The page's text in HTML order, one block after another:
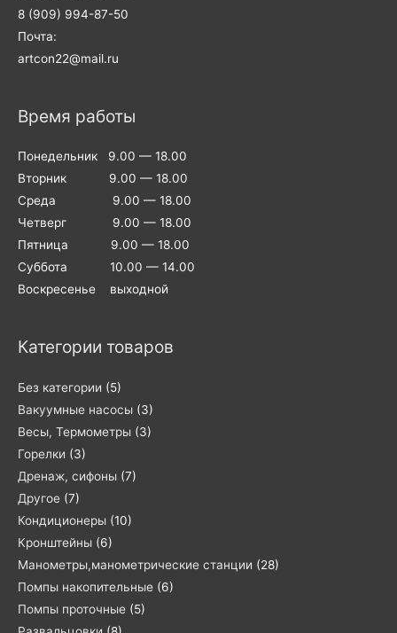
8 (909) 994-87-50
Почта:
artcon22@mail.ru
Время работы
Понедельник 9.00 — 18.00
Вторник 9.00 — 18.00
Среда 9.00 — 18.00
Четверг 9.00 — 18.00
Пятница 9.00 — 18.00
Суббота 10.00 — 14.00
Воскресенье выходной
Категории товаров
Без категории (5)
Вакуумные насосы (3)
Весы, Термометры (3)
Горелки (3)
Дренаж, сифоны (7)
Другое (7)
Кондиционеры (10)
Кронштейны (6)
Манометры,манометрические станции (28)
Помпы накопительные (6)
Помпы проточные (5)